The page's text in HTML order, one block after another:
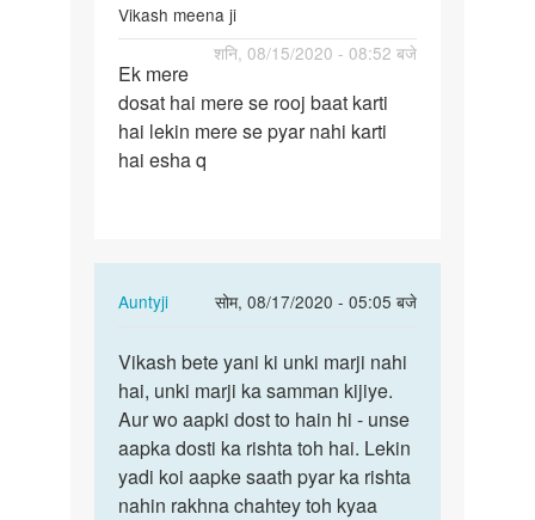
Vikash meena ji
शनि, 08/15/2020 - 08:52 बजे
Ek
mere
dosat
hai
Ek mere
dosat hai mere se rooj baat karti
hai lekin mere se pyar nahi karti
hai esha q
Auntyji
सोम, 08/17/2020 - 05:05 बजे
In
to
Ek
mere
dosat
hai
mere
Vikash
bete
yani
ki
unki…
Vikash bete yani ki unki marji nahi
hai, unki marji ka samman kijiye.
Aur wo aapki dost to hain hi - unse
aapka dosti ka rishta toh hai. Lekin
yadi koi aapke saath pyar ka rishta
nahin rakhna chahtey toh kyaa